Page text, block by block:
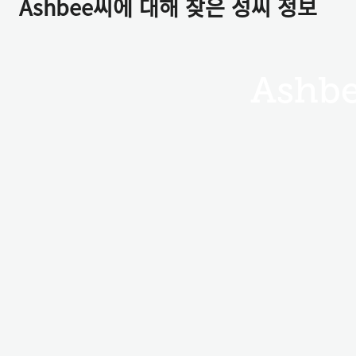
Ashbee씨에 대해 찾은 성씨 정보